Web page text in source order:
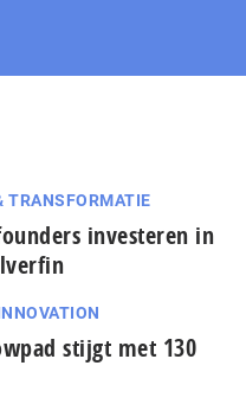
TRANSFORMATIE
investeren in
stijgt met 130